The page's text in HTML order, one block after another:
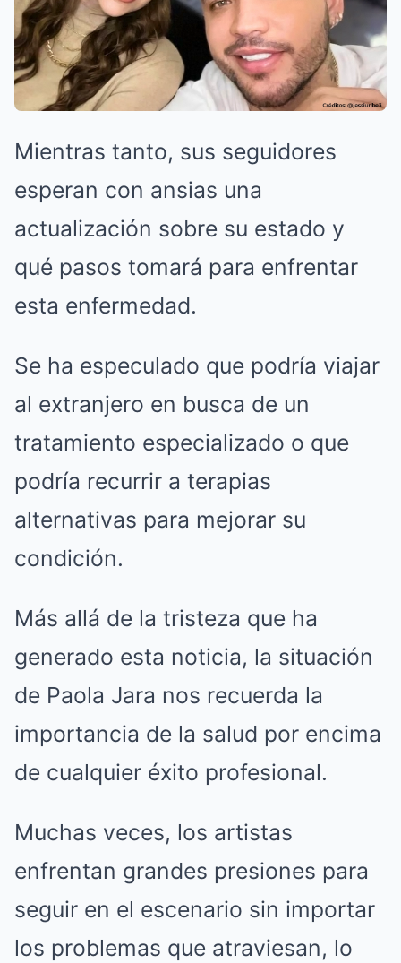
Mientras tanto, sus seguidores
esperan con ansias una
actualización sobre su estado y
qué pasos tomará para enfrentar
esta enfermedad.
Se ha especulado que podría viajar
al extranjero en busca de un
tratamiento especializado o que
podría recurrir a terapias
alternativas para mejorar su
condición.
Más allá de la tristeza que ha
generado esta noticia, la situación
de Paola Jara nos recuerda la
importancia de la salud por encima
de cualquier éxito profesional.
Muchas veces, los artistas
enfrentan grandes presiones para
seguir en el escenario sin importar
los problemas que atraviesan, lo